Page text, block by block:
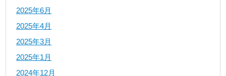
2025年6月
2025年4月
2025年3月
2025年1月
2024年12月